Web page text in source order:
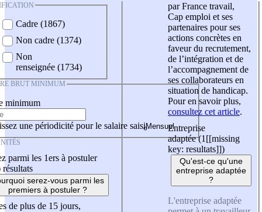
Cadre (1867)
Non cadre (1374)
Non
renseignée (1734)
BRUT MINIMUM
minimum
une périodicité pour le salaire saisi
parmi les 1ers à postuler
résultats
serez-vous parmi les
premiers à postuler ?
de plus de 15 jours,
par France travail,
Cap emploi et ses
partenaires pour ses
actions concrètes en
faveur du recrutement,
de l’intégration et de
l’accompagnement de
ses collaborateurs en
situation de handicap.
Pour en savoir plus,
consultez cet article.
Entreprise
adaptée (1 [[missing
key: resultats]])
Qu'est-ce qu'une
entreprise adaptée
?
L'entreprise adaptée